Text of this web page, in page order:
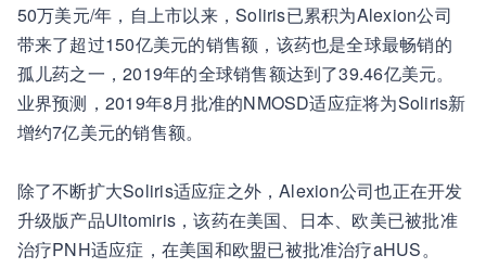
50万美元/年，自上市以来，Soliris已累积为Alexion公司
带来了超过150亿美元的销售额，该药也是全球最畅销的
孤儿药之一，2019年的全球销售额达到了39.46亿美元。
业界预测，2019年8月批准的NMOSD适应症将为Soliris新
增约7亿美元的销售额。
除了不断扩大Soliris适应症之外，Alexion公司也正在开发
升级版产品Ultomiris，该药在美国、日本、欧美已被批准
治疗PNH适应症，在美国和欧盟已被批准治疗aHUS。